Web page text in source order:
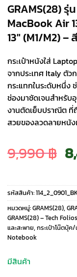
GRAMS(28) รุ่
MacBook Air
13″ (M1/M2)
กระเป๋าหนังใส่
จากประเทศ Italy ตัว
กระแทกในระดับหนึ่ง
ช่องมาชัดเจนสำหรับ
งานตัดเย็บปราณีต ที่
สวยของลวดลายหนั
9,990฿
รหัสสินค้า:
หมวดหมู่:GRAMS(28),
GRAMS(28) – Tech Folios
และสะพาย, กระเป๋าโน๊ตบุ้ค
Notebook
มีสินค้า